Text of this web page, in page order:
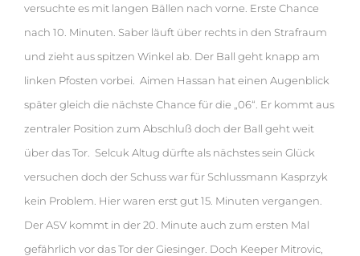
versuchte es mit langen Bällen nach vorne. Erste Chance
nach 10. Minuten. Saber läuft über rechts in den Strafraum
und zieht aus spitzen Winkel ab. Der Ball geht knapp am
linken Pfosten vorbei. Aimen Hassan hat einen Augenblick
später gleich die nächste Chance für die „06“. Er kommt aus
zentraler Position zum Abschluß doch der Ball geht weit
über das Tor. Selcuk Altug dürfte als nächstes sein Glück
versuchen doch der Schuss war für Schlussmann Kasprzyk
kein Problem. Hier waren erst gut 15. Minuten vergangen.
Der ASV kommt in der 20. Minute auch zum ersten Mal
gefährlich vor das Tor der Giesinger. Doch Keeper Mitrovic,